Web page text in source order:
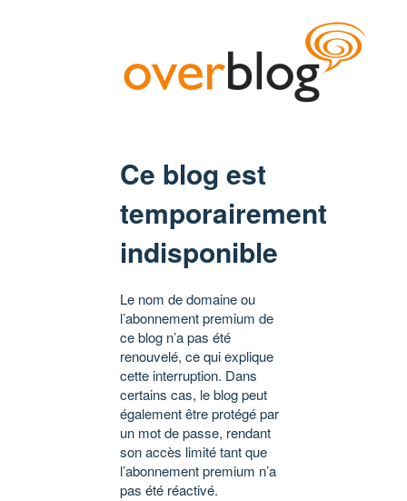
Ce blog est
temporairement
indisponible
Le nom de domaine ou
l’abonnement premium de
ce blog n’a pas été
renouvelé, ce qui explique
cette interruption. Dans
certains cas, le blog peut
également être protégé par
un mot de passe, rendant
son accès limité tant que
l’abonnement premium n’a
pas été réactivé.